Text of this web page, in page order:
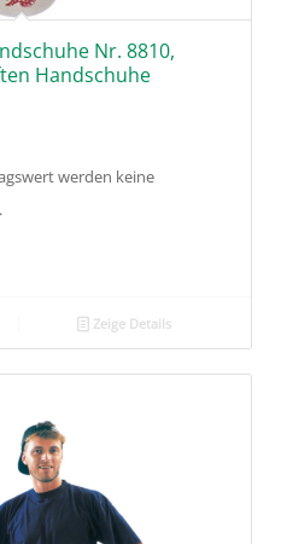
Nr. 8810,
Handschuhe
werden keine
Zeige Details